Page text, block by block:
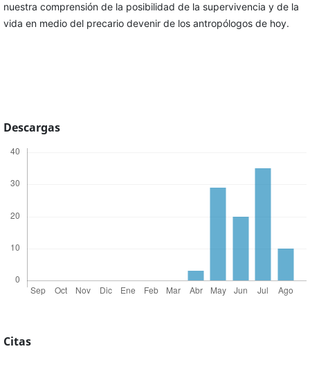
nuestra comprensión de la posibilidad de la supervivencia y de la
vida en medio del precario devenir de los antropólogos de hoy.
Descargas
Citas